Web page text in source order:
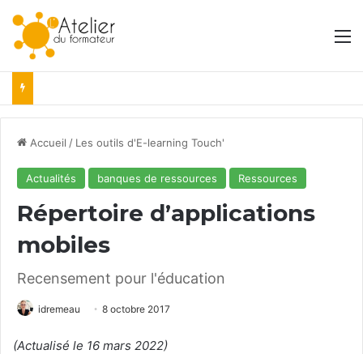
Accueil / Les outils d'E-learning Touch'
Actualités banques de ressources Ressources
Répertoire d’applications
mobiles
Recensement pour l'éducation
idremeau 8 octobre 2017
(Actualisé le 16 mars 2022)